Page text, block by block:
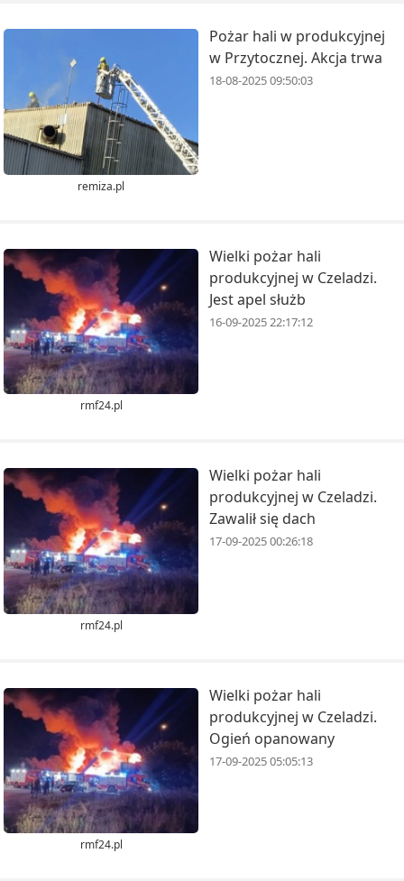
remiza.pl
Pożar hali w produkcyjnej
w Przytocznej. Akcja trwa
18-08-2025 09:50:03
rmf24.pl
Wielki pożar hali
produkcyjnej w Czeladzi.
Jest apel służb
16-09-2025 22:17:12
rmf24.pl
Wielki pożar hali
produkcyjnej w Czeladzi.
Zawalił się dach
17-09-2025 00:26:18
rmf24.pl
Wielki pożar hali
produkcyjnej w Czeladzi.
Ogień opanowany
17-09-2025 05:05:13